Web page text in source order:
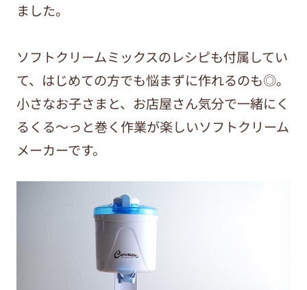
ました。
ソフトクリームミックスのレシピも付属してい
て、はじめての方でも悩まずに作れるのも◎。
小さなお子さまと、お店屋さん気分で一緒にく
るくる～っと巻く作業が楽しいソフトクリーム
メーカーです。